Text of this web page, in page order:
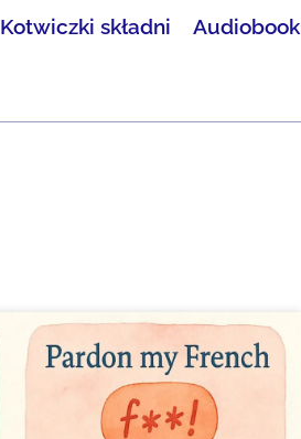
Kotwiczki składni Audiobook